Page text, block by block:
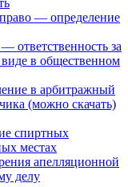
— определение
за
в общественном
в арбитражный
(можно скачать)
спиртных
местах
апелляционной
делу